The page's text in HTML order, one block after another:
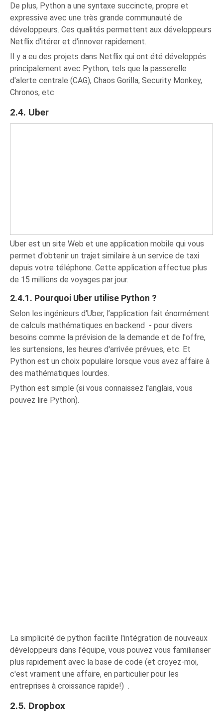
De plus, Python a une syntaxe succincte, propre et
expressive avec une très grande communauté de
développeurs. Ces qualités permettent aux développeurs
Netflix d'itérer et d'innover rapidement.
Il y a eu des projets dans Netflix qui ont été développés
principalement avec Python, tels que la passerelle
d'alerte centrale (CAG), Chaos Gorilla, Security Monkey,
Chronos, etc
2.4. Uber
Uber est un site Web et une application mobile qui vous
permet d'obtenir un trajet similaire à un service de taxi
depuis votre téléphone. Cette application effectue plus
de 15 millions de voyages par jour.
2.4.1. Pourquoi Uber utilise Python ?
Selon les ingénieurs d'Uber, l’application fait énormément
de calculs mathématiques en backend - pour divers
besoins comme la prévision de la demande et de l'offre,
les surtensions, les heures d'arrivée prévues, etc. Et
Python est un choix populaire lorsque vous avez affaire à
des mathématiques lourdes.
Python est simple (si vous connaissez l'anglais, vous
pouvez lire Python).
La simplicité de python facilite l'intégration de nouveaux
développeurs dans l'équipe, vous pouvez vous familiariser
plus rapidement avec la base de code (et croyez-moi,
c'est vraiment une affaire, en particulier pour les
entreprises à croissance rapide!) .
2.5. Dropbox